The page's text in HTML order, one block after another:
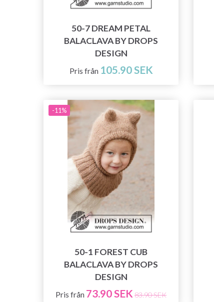
50-7 DREAM PETAL
BALACLAVA BY DROPS
DESIGN
Pris från 105.90 SEK
-11%
50-1 FOREST CUB
BALACLAVA BY DROPS
DESIGN
Pris från 73.90 SEK 83.90 SEK